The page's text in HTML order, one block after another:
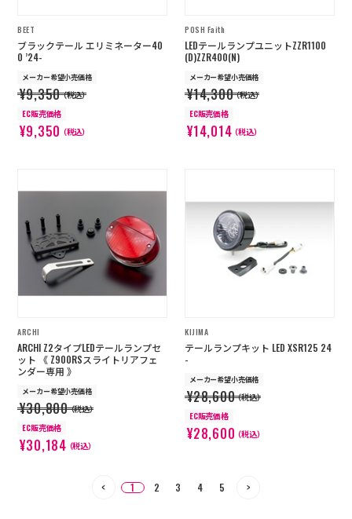
BEET
ブラックテール エリミネーター40
0 ’24-
メーカー希望小売価格
¥9,350（税込）
EC販売価格
¥9,350（税込）
POSH Faith
LEDテールランプユニットZZR1100
(D)ZZR400(N)
メーカー希望小売価格
¥14,300（税込）
EC販売価格
¥14,014（税込）
ARCHI
ARCHI Z2タイプLEDテールランプセ
ット 《 Z900RSスライトリアフェ
ンダー専用 》
メーカー希望小売価格
¥30,800（税込）
EC販売価格
¥30,184（税込）
KIJIMA
テールランプキット LED XSR125 24
-
メーカー希望小売価格
¥28,600（税込）
EC販売価格
¥28,600（税込）
1 2 3 4 5